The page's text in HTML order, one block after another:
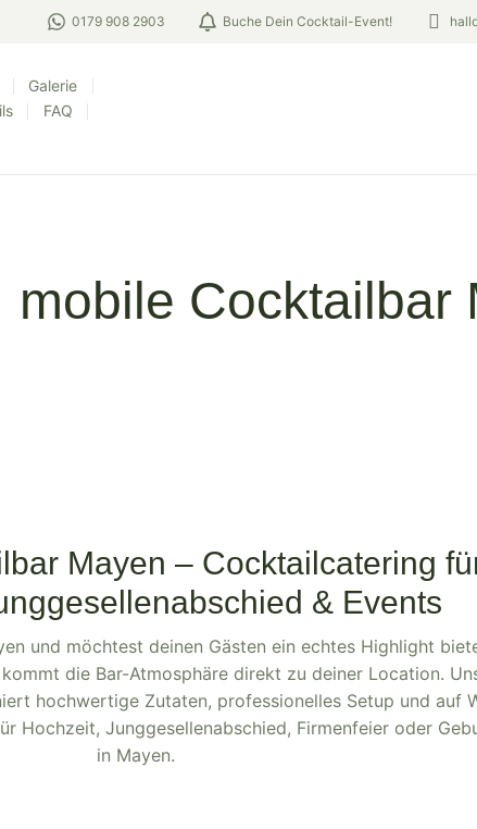
0179 908 2903 Buche Dein Cocktail-Event!
Galerie
FAQ
mobile Cocktailbar
Mayen – Cocktailcatering
& Events
und möchtest deinen Gästen ein echtes Highlight
die Bar-Atmosphäre direkt zu deiner Location.
hochwertige Zutaten, professionelles Setup und auf
Hochzeit, Junggesellenabschied, Firmenfeier oder
in Mayen.